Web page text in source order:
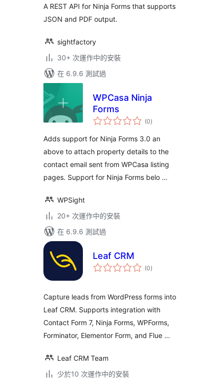
A REST API for Ninja Forms that supports
JSON and PDF output.
sightfactory
30+ 次運作中的安裝
在 6.9.6 測試過
WPCasa Ninja
Forms
(0總
評)
Adds support for Ninja Forms 3.0 an
above to attach property details to the
contact email sent from WPCasa listing
pages. Support for Ninja Forms belo …
WPSight
20+ 次運作中的安裝
在 6.9.6 測試過
Leaf CRM
(0總
評)
Capture leads from WordPress forms into
Leaf CRM. Supports integration with
Contact Form 7, Ninja Forms, WPForms,
Forminator, Elementor Form, and Flue …
Leaf CRM Team
少於10 次運作中的安裝